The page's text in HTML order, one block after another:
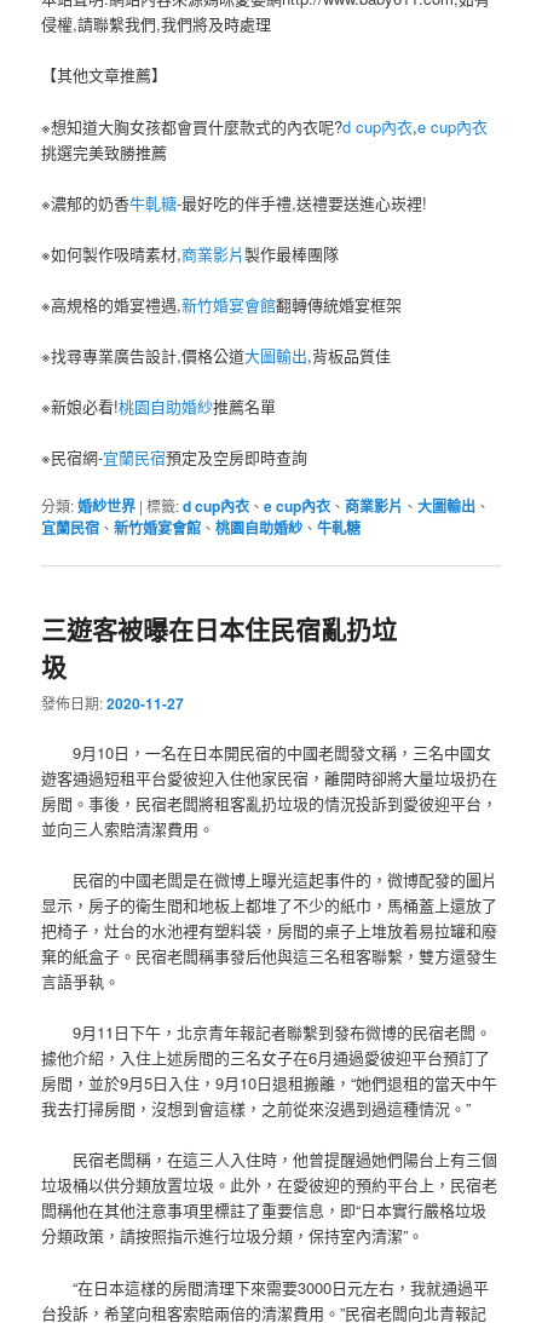
侵權,請聯繫我們,我們將及時處理
【其他文章推薦】
※想知道大胸女孩都會買什麼款式的內衣呢?d cup內衣,e cup內衣
挑選完美致勝推薦
※濃郁的奶香牛軋糖-最好吃的伴手禮,送禮要送進心崁裡!
※如何製作吸晴素材,商業影片製作最棒團隊
※高規格的婚宴禮遇,新竹婚宴會館翻轉傳統婚宴框架
※找尋專業廣告設計,價格公道大圖輸出,背板品質佳
※新娘必看!桃園自助婚紗推薦名單
※民宿網-宜蘭民宿預定及空房即時查詢
分類:婚紗世界 |標籤:d cup內衣 、e cup內衣 、商業影片 、大圖輸出 、
宜蘭民宿 、新竹婚宴會館 、桃園自助婚紗 、牛軋糖
三遊客被曝在日本住民宿亂扔垃
圾
發佈日期:2020-11-27
9月10日，一名在日本開民宿的中國老闆發文稱，三名中國女
遊客通過短租平台愛彼迎入住他家民宿，離開時卻將大量垃圾扔在
房間。事後，民宿老闆將租客亂扔垃圾的情況投訴到愛彼迎平台，
並向三人索賠清潔費用。
民宿的中國老闆是在微博上曝光這起事件的，微博配發的圖片
显示，房子的衛生間和地板上都堆了不少的紙巾，馬桶蓋上還放了
把椅子，灶台的水池裡有塑料袋，房間的桌子上堆放着易拉罐和廢
棄的紙盒子。民宿老闆稱事發后他與這三名租客聯繫，雙方還發生
言語爭執。
9月11日下午，北京青年報記者聯繫到發布微博的民宿老闆。
據他介紹，入住上述房間的三名女子在6月通過愛彼迎平台預訂了
房間，並於9月5日入住，9月10日退租搬離，“她們退租的當天中午
我去打掃房間，沒想到會這樣，之前從來沒遇到過這種情況。”
民宿老闆稱，在這三人入住時，他曾提醒過她們陽台上有三個
垃圾桶以供分類放置垃圾。此外，在愛彼迎的預約平台上，民宿老
闆稱他在其他注意事項里標註了重要信息，即“日本實行嚴格垃圾
分類政策，請按照指示進行垃圾分類，保持室內清潔”。
“在日本這樣的房間清理下來需要3000日元左右，我就通過平
台投訴，希望向租客索賠兩倍的清潔費用。”民宿老闆向北青報記